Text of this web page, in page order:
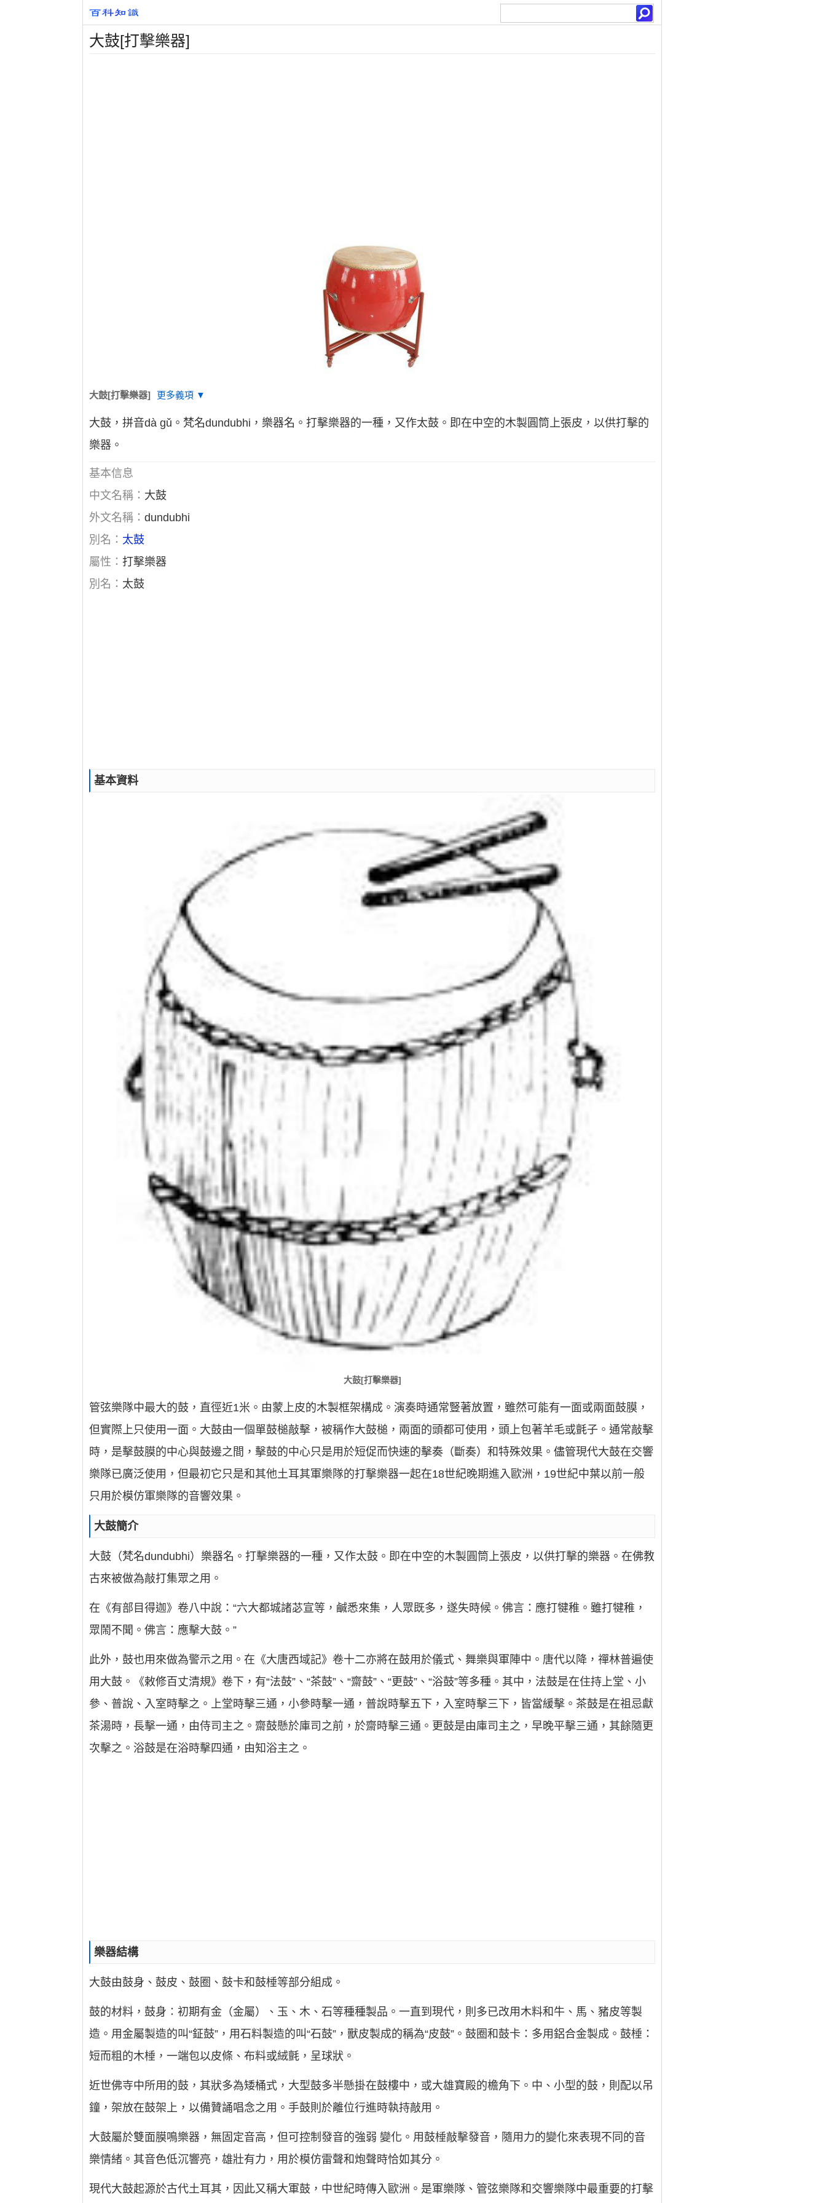
大鼓[打擊樂器]
大鼓[打擊樂器] 更多義項 ▼
大鼓，拼音dà gǔ。梵名dundubhi，樂器名。打擊樂器的一種，又作太鼓。即在中空的木製圓筒上張皮，以供打擊的
樂器。
基本信息
中文名稱： 大鼓
外文名稱：dundubhi
別名： 太鼓
屬性：打擊樂器
別名： 太鼓
基本資料
大鼓[打擊樂器]
管弦樂隊中最大的鼓，直徑近1米。由蒙上皮的木製框架構成。演奏時通常豎著放置，雖然可能有一面或兩面鼓膜，
但實際上只使用一面。大鼓由一個單鼓槌敲擊，被稱作大鼓槌，兩面的頭都可使用，頭上包著羊毛或氈子。通常敲擊
時，是擊鼓膜的中心與鼓邊之間，擊鼓的中心只是用於短促而快速的擊奏（斷奏）和特殊效果。儘管現代大鼓在交響
樂隊已廣泛使用，但最初它只是和其他土耳其軍樂隊的打擊樂器一起在18世紀晚期進入歐洲，19世紀中葉以前一般
只用於模仿軍樂隊的音響效果。
大鼓簡介
大鼓（梵名dundubhi）樂器名。打擊樂器的一種，又作太鼓。即在中空的木製圓筒上張皮，以供打擊的樂器。在佛教
古來被做為敲打集眾之用。
在《有部目得迦》卷八中說：“六大都城諸苾宣等，鹹悉來集，人眾既多，遂失時候。佛言：應打犍稚。雖打犍稚，
眾鬧不聞。佛言：應擊大鼓。”
此外，鼓也用來做為警示之用。在《大唐西域記》卷十二亦將在鼓用於儀式、舞樂與軍陣中。唐代以降，禪林普遍使
用大鼓。《敕修百丈清規》卷下，有“法鼓”、“茶鼓”、“齋鼓”、“更鼓”、“浴鼓”等多種。其中，法鼓是在住持上堂、小
參、普說、入室時擊之。上堂時擊三通，小參時擊一通，普說時擊五下，入室時擊三下，皆當緩擊。茶鼓是在祖忌獻
茶湯時，長擊一通，由侍司主之。齋鼓懸於庫司之前，於齋時擊三通。更鼓是由庫司主之，早晚平擊三通，其餘隨更
次擊之。浴鼓是在浴時擊四通，由知浴主之。
樂器結構
大鼓由鼓身、鼓皮、鼓圈、鼓卡和鼓棰等部分組成。
鼓的材料，鼓身∶初期有金（金屬）、玉、木、石等種種製品。一直到現代，則多已改用木料和牛、馬、豬皮等製
造。用金屬製造的叫“鉦鼓”，用石料製造的叫“石鼓”，獸皮製成的稱為“皮鼓”。鼓圈和鼓卡：多用鋁合金製成。鼓棰：
短而粗的木棰，一端包以皮條、布料或絨氈，呈球狀。
近世佛寺中所用的鼓，其狀多為矮桶式，大型鼓多半懸掛在鼓樓中，或大雄寶殿的檐角下。中、小型的鼓，則配以吊
鐘，架放在鼓架上，以備贊誦唱念之用。手鼓則於離位行進時執持敲用。
大鼓屬於雙面膜鳴樂器，無固定音高，但可控制發音的強弱 變化。用鼓棰敲擊發音，隨用力的變化來表現不同的音
樂情緒。其音色低沉響亮，雄壯有力，用於模仿雷聲和炮聲時恰如其分。
現代大鼓起源於古代土耳其，因此又稱大軍鼓，中世紀時傳入歐洲。是軍樂隊、管弦樂隊和交響樂隊中最重要的打擊